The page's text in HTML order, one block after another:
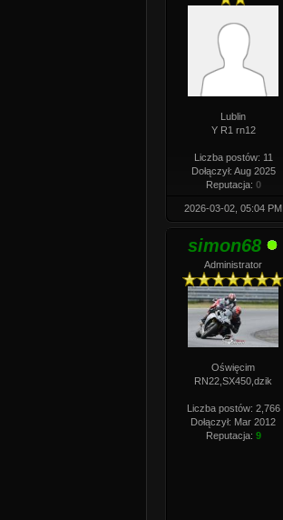
Lublin
Y R1 rn12
Liczba postów: 11
Dołączył: Aug 2025
Reputacja: 0
2026-03-02, 05:04 PM
simon68
Administrator
Oświęcim
RN22,SX450,dzik
Liczba postów: 2,766
Dołączył: Mar 2012
Reputacja: 9